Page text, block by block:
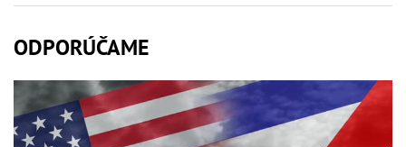
ODPORÚČAME